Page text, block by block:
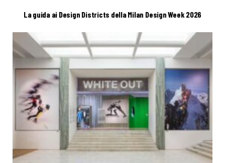
La guida ai Design Districts della Milan Design Week 2026